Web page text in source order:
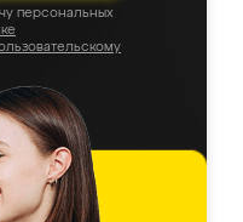
персональных